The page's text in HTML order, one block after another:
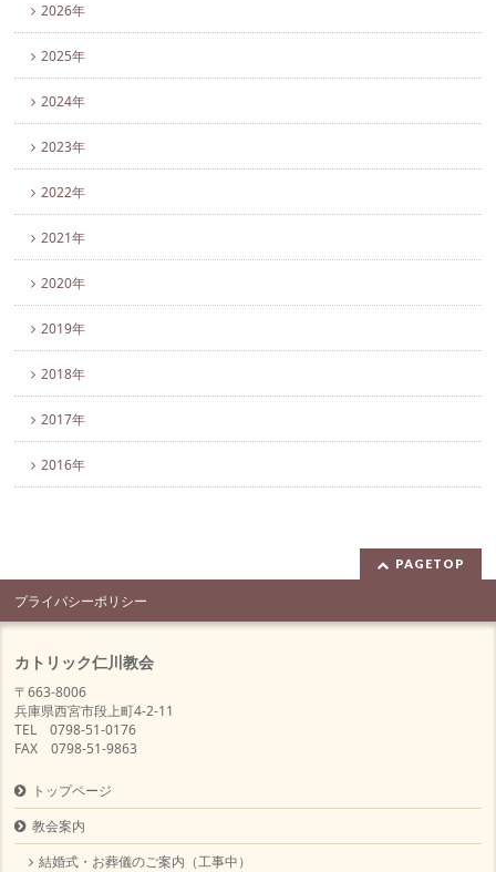
2026年
2025年
2024年
2023年
2022年
2021年
2020年
2019年
2018年
2017年
2016年
PAGETOP
プライバシーポリシー
カトリック仁川教会
〒663-8006
兵庫県西宮市段上町4-2-11
TEL 0798-51-0176
FAX 0798-51-9863
トップページ
教会案内
結婚式・お葬儀のご案内（工事中）